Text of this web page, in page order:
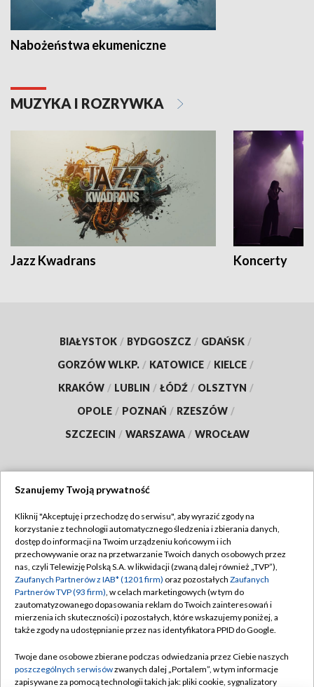
Nabożeństwa ekumeniczne
MUZYKA I ROZRYWKA
Jazz Kwadrans Koncerty
BIAŁYSTOK / BYDGOSZCZ / GDAŃSK /
GORZÓW WLKP. / KATOWICE / KIELCE /
KRAKÓW / LUBLIN / ŁÓDŹ / OLSZTYN /
OPOLE / POZNAŃ / RZESZÓW /
SZCZECIN / WARSZAWA / WROCŁAW
TVP
Abonament TVP
Emisja w TVP
Centrum informacji TVP
Naziemna Telewizja Cyfrowa
Rada Programowa
Regulamin TVP
Polityka prywatności
Moje zgody
Pomoc
Kontakt
Szanujemy Twoją prywatność
Kliknij "Akceptuję i przechodzę do serwisu", aby wyrazić zgody na
korzystanie z technologii automatycznego śledzenia i zbierania danych,
dostęp do informacji na Twoim urządzeniu końcowym i ich
przechowywanie oraz na przetwarzanie Twoich danych osobowych przez
nas, czyli Telewizję Polską S.A. w likwidacji (zwaną dalej również „TVP”),
Zaufanych Partnerów z IAB* (1201 firm) oraz pozostałych Zaufanych
Partnerów TVP (93 firm), w celach marketingowych (w tym do
zautomatyzowanego dopasowania reklam do Twoich zainteresowań i
mierzenia ich skuteczności) i pozostałych, które wskazujemy poniżej, a
także zgody na udostępnianie przez nas identyfikatora PPID do Google.
Twoje dane osobowe zbierane podczas odwiedzania przez Ciebie naszych
poszczególnych serwisówzwanych dalej „Portalem”, w tym informacje
zapisywane za pomocą technologii takich jak: pliki cookie, sygnalizatory